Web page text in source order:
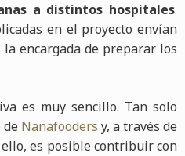
a distintos hospitales.
en el proyecto envían
encargada de preparar los
es muy sencillo. Tan solo
de Nanafooders y, a través de
es posible contribuir con